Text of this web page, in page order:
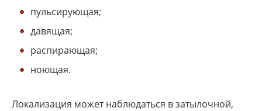
пульсирующая;
давящая;
распирающая;
ноющая.
Локализация может наблюдаться в затылочной,